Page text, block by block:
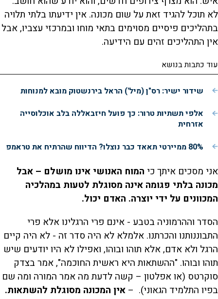
לא תוכל להגיד זאת על שום מכונה. אין ידיעתו בלתי תלויה
בתהליכים פיסיים מסוימים בתאי מוחו ובמרכזי עצביו, אבל
אין התהליכים זהים עם הידיעה.
עוד כתבות בנושא
שידור ישיר: רס"ן (מיל') הראל בירנשטוק מובא למנוחות
אלפי תשתיות טרור: כך פועל חיזבאללה בלב אוכלוסייה
אזרחית
80% ממיירטי תאאד כבר נוצלו? הדיווח שהרתיח את טראמפ
אני מסכים איתך כי המוח האנושי אינו מושלם – אבל
מכונה בלתי פגומה אינה מסוגלת לטעות במהלכיה
המכוונים על ידי יוצרה. האדם יכול.
הסדר וההרמוניה בטבע - אינם פרי הרגלינו אלא פרי
התבוננותנו והכרתנו. אלמלא לא היה סדר זה - לא היה קיים
הרגל ולא אדם, אלא תוהו ובוהו, ואפילו לא היו יודעים שיש
תוהו ובוהו. "ההשתאות היא ראשית החוכמה", אמר בצדק
סוקרטס (או אפלטון – קשה לדעת מה אמר המורה ומה שם
בפיו התלמיד הגאוני). – אין המכונה מסוגלת להשתאות.